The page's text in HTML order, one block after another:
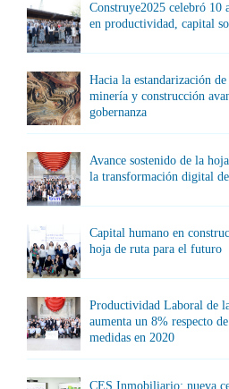
Construye2025 celebró 10
en productividad, capital
Hacia la estandarización
minería y construcción
gobernanza
Avance sostenido de la
la transformación digital
Capital humano en
hoja de ruta para el futuro
Productividad Laboral de
aumenta un 8% respecto
medidas en 2020
CES Inmobiliario: nueva